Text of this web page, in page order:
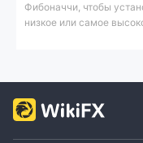
Фибоначчи, чтобы
низкое или самое